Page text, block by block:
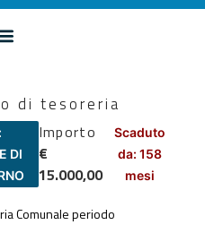
di tesoreria
DI
Importo
€
15.000,00
Scaduto
da: 158
mesi
Comunale periodo